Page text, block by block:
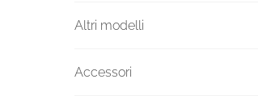
Altri modelli
Accessori